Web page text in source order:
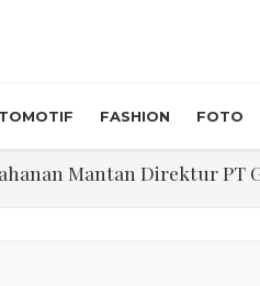
FASHION FOTO
Mantan Direktur PT GKS